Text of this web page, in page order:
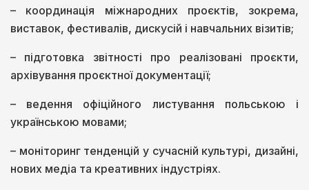
– координація міжнародних проєктів, зокрема,
виставок, фестивалів, дискусій і навчальних візитів;
– підготовка звітності про реалізовані проєкти,
архівування проєктної документації;
– ведення офіційного листування польською і
українською мовами;
– моніторинг тенденцій у сучасній культурі, дизайні,
нових медіа та креативних індустріях.